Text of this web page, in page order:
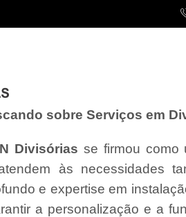
sobre Serviços em
Divisórias se firmou como
às necessidades
e expertise em
a personalização e a